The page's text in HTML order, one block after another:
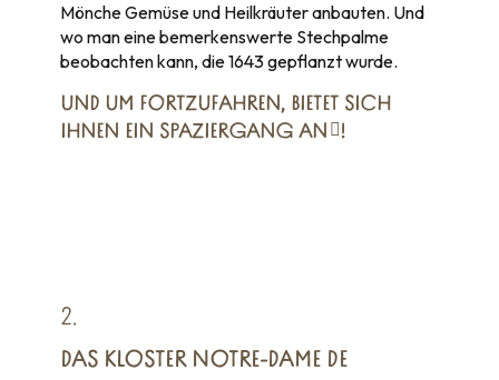
Mönche Gemüse und Heilkräuter anbauten. Und
wo man eine bemerkenswerte Stechpalme
beobachten kann, die 1643 gepflanzt wurde.
UND UM FORTZUFAHREN, BIETET SICH
IHNEN EIN SPAZIERGANG AN
!
2.
DAS KLOSTER NOTRE-DAME DE